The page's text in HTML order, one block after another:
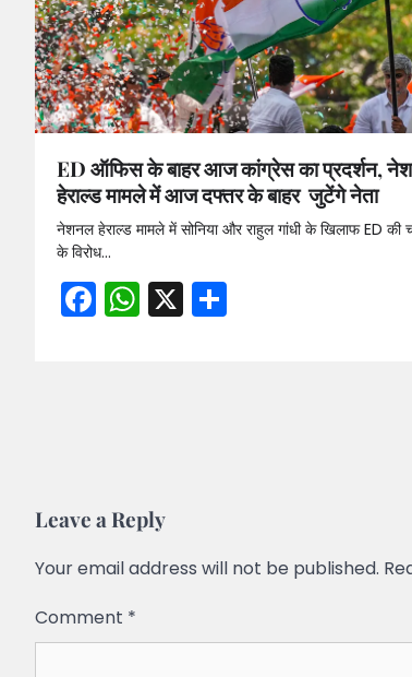
ED ऑफिस के बाहर आज कांग्रेस का प्रदर्शन,
हेराल्ड मामले में आज दफ्तर के बाहर जुटेंगे नेता
नेशनल हेराल्ड मामले में सोनिया और राहुल गांधी के खिलाफ ED की
के विरोध…
Facebook
WhatsApp
X
Leave a Reply
Your email address will not be published.
Comment *